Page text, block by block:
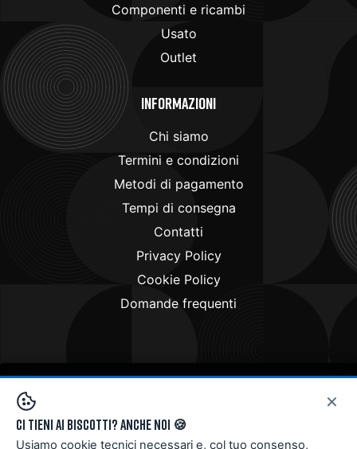
Componenti e ricambi
Usato
Outlet
Informazioni
Chi siamo
Termini e condizioni
Metodi di pagamento
Tempi di consegna
Contatti
Privacy Policy
Cookie Policy
Domande frequenti
Copyright © 2024 . All rights reserved
×
Ci tieni ai biscotti? Anche noi 🍪
Usiamo cookie tecnici necessari e, col tuo consenso,